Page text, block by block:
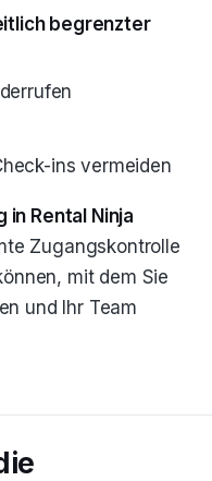
begrenzter
ins vermeiden
in Rental Ninja
Zugangskontrolle
mit dem Sie
und Ihr Team